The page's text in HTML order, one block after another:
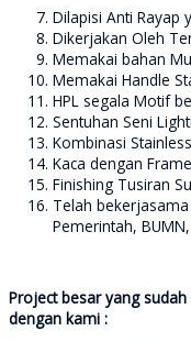
Dilapisi Anti Rayap
Dikerjakan Oleh
Memakai bahan
Memakai Handle
HPL segala Motif
Sentuhan Seni
Kombinasi
Kaca dengan
Finishing Tusiran
Telah
Pemerintah,
Project besar yang
dengan kami :